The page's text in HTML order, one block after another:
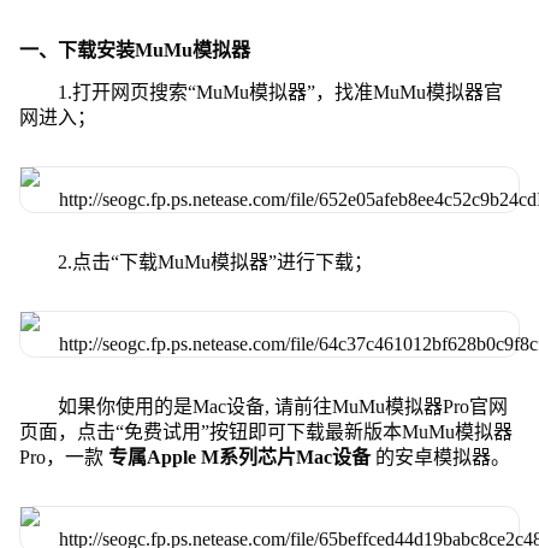
一、下载安装MuMu模拟器
1.打开网页搜索“MuMu模拟器”，找准MuMu模拟器官
网进入；
2.点击“下载MuMu模拟器”进行下载；
如果你使用的是Mac设备, 请前往MuMu模拟器Pro官网
页面，点击“免费试用”按钮即可下载最新版本MuMu模拟器
Pro，一款 专属Apple M系列芯片Mac设备 的安卓模拟器。